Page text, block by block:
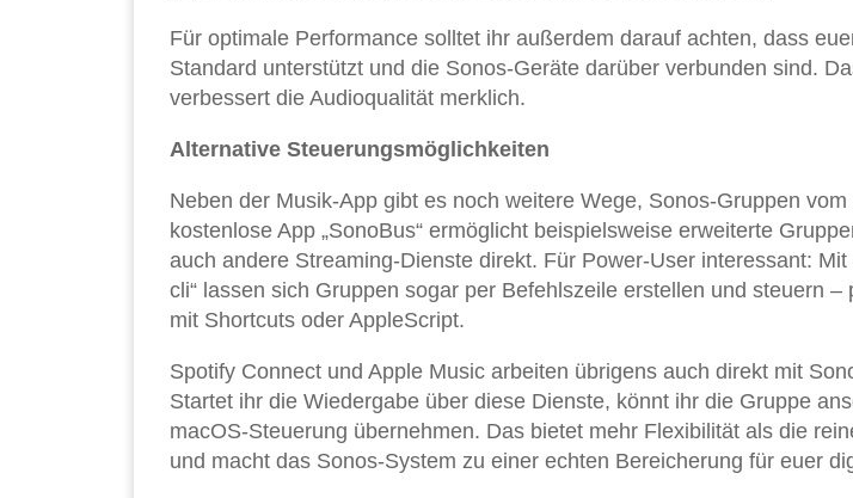
Für optimale Performance solltet ihr außerdem darauf achten, dass
Standard unterstützt und die Sonos-Geräte darüber verbunden sind.
verbessert die Audioqualität merklich.
Alternative Steuerungsmöglichkeiten
Neben der Musik-App gibt es noch weitere Wege, Sonos-Gruppen
kostenlose App „SonoBus“ ermöglicht beispielsweise erweiterte
auch andere Streaming-Dienste direkt. Für Power-User interessant: Mit
cli“ lassen sich Gruppen sogar per Befehlszeile erstellen und steuern –
mit Shortcuts oder AppleScript.
Spotify Connect und Apple Music arbeiten übrigens auch direkt mit
Startet ihr die Wiedergabe über diese Dienste, könnt ihr die Gruppe
macOS-Steuerung übernehmen. Das bietet mehr Flexibilität als die
und macht das Sonos-System zu einer echten Bereicherung für euer